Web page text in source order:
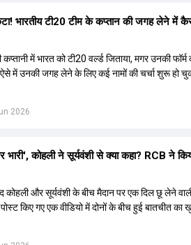
2026
भारतीय टी20 टीम के कप्तान की जगह लेने में
में भारत को टी20 वर्ल्ड जिताया, मगर उनकी फॉर्म
ऐसे में उनकी जगह लेने के लिए कई नामों की चर्चा शुरू हो
भारी', कोहली ने सूर्यवंशी से क्या कहा? RCB ने
कोहली और सूर्यवंशी के बीच मैदान पर एक दिल छू लेने
किए गए एक वीडियो में दोनों के बीच हुई बातचीत का